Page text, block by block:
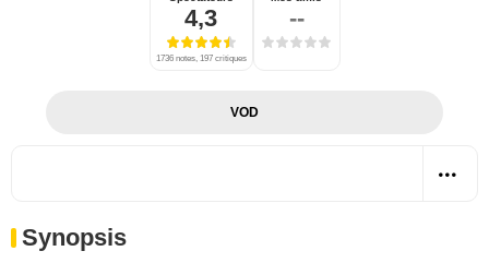
4,3
1736 notes, 197 critiques
--
VOD
Synopsis